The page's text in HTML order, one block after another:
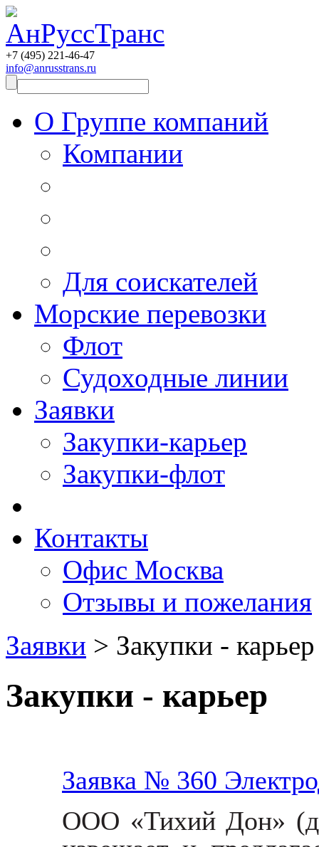
+7 (495) 221-46-47
info@anrusstrans.ru
О Группе компаний
Компании
Для соискателей
Морские перевозки
Флот
Судоходные линии
Заявки
Закупки-карьер
Закупки-флот
Контакты
Офис Москва
Отзывы и пожелания
Заявки > Закупки - карьер
Закупки - карьер
Заявка № 360
ООО «Тихий Дон»